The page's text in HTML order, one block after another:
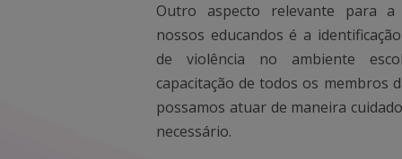
Outro aspecto relevante para
nossos educandos é a
de violência no ambiente
capacitação de todos os membros
possamos atuar de maneira
necessário.